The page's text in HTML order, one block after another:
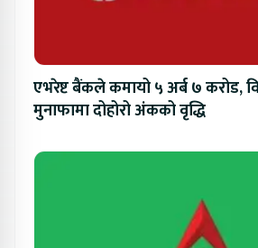
एभरेष्ट बैंकले कमायो ५ अर्ब ७ करोड,
मुनाफामा दोहोरो अंकको वृद्धि